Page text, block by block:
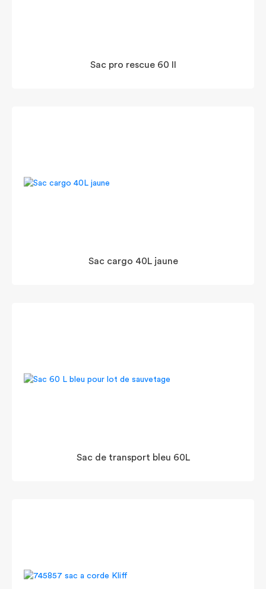
Sac pro rescue 60 II
Sac cargo 40L jaune
Sac de transport bleu 60L